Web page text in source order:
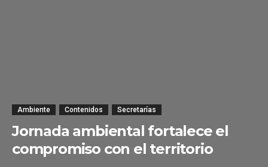
Ambiente Contenidos Secretarías
Jornada ambiental fortalece el
compromiso con el territorio